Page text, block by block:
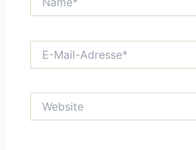
Mail-